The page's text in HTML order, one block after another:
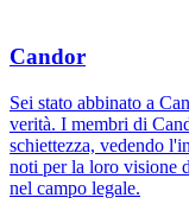
Candor
Sei stato abbinato a
verità. I membri di
schiettezza, vedendo
noti per la loro visione
nel campo legale.